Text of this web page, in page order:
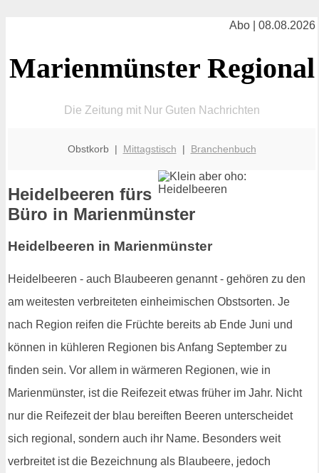
Abo | 08.08.2026
Marienmünster Regional
Die Zeitung mit Nur Guten Nachrichten
Obstkorb | Mittagstisch | Branchenbuch
Heidelbeeren fürs
Büro in Marienmünster
Heidelbeeren in Marienmünster
Heidelbeeren - auch Blaubeeren genannt - gehören zu den
am weitesten verbreiteten einheimischen Obstsorten. Je
nach Region reifen die Früchte bereits ab Ende Juni und
können in kühleren Regionen bis Anfang September zu
finden sein. Vor allem in wärmeren Regionen, wie in
Marienmünster, ist die Reifezeit etwas früher im Jahr. Nicht
nur die Reifezeit der blau bereiften Beeren unterscheidet
sich regional, sondern auch ihr Name. Besonders weit
verbreitet ist die Bezeichnung als Blaubeere, jedoch